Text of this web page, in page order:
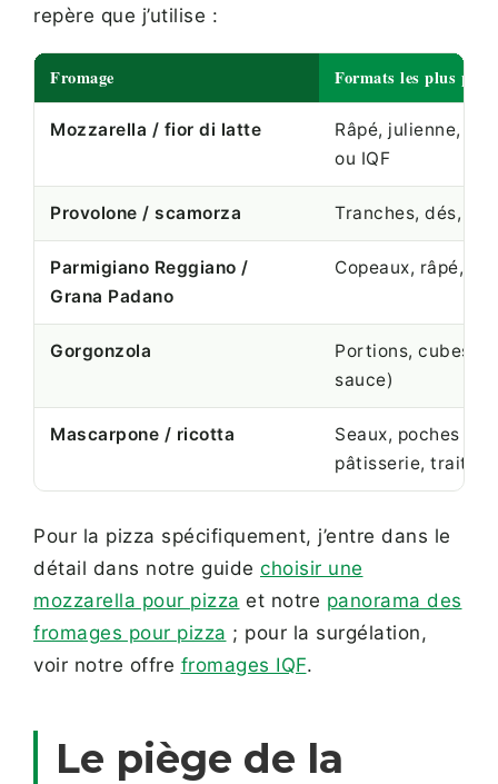
repère que j’utilise :
Fromage Formats les plus
Mozzarella / fior di latte
Râpé, julienne,
ou IQF
Provolone / scamorza Tranches, dés,
Parmigiano Reggiano /
Grana Padano
Copeaux, râpé,
Gorgonzola
Portions, cubes
sauce)
Mascarpone / ricotta
Seaux, poches
pâtisserie,
Pour la pizza spécifiquement, j’entre dans le
détail dans notre guide choisir une
mozzarella pour pizza et notre panorama des
fromages pour pizza ; pour la surgélation,
voir notre offre fromages IQF.
Le piège de la